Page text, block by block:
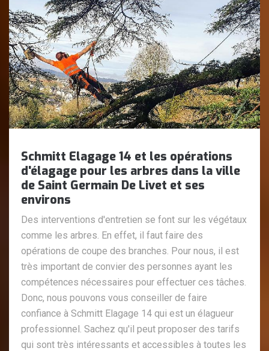
Schmitt Elagage 14 et les opérations
d'élagage pour les arbres dans la ville
de Saint Germain De Livet et ses
environs
Des interventions d'entretien se font sur les végétaux
comme les arbres. En effet, il faut faire des
opérations de coupe des branches. Pour nous, il est
très important de convier des personnes ayant les
compétences nécessaires pour effectuer ces tâches.
Donc, nous pouvons vous conseiller de faire
confiance à Schmitt Elagage 14 qui est un élagueur
professionnel. Sachez qu'il peut proposer des tarifs
qui sont très intéressants et accessibles à toutes les